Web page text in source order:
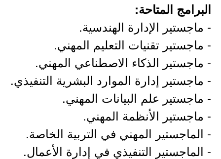
البرامج المتاحة:
- ماجستير الإدارة الهندسية.
- ماجستير تقنيات التعليم المهني.
- ماجستير الذكاء الاصطناعي المهني.
- ماجستير إدارة الموارد البشرية التنفيذي.
- ماجستير علم البيانات المهني.
- ماجستير الأنظمة المهني.
- الماجستير المهني في التربية الخاصة.
- الماجستير التنفيذي في إدارة الأعمال.